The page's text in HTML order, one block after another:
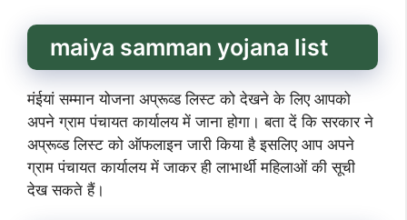
maiya samman yojana list
मंईयां सम्मान योजना अप्रूव्ड लिस्ट को देखने के लिए आपको
अपने ग्राम पंचायत कार्यालय में जाना होगा। बता दें कि सरकार ने
अप्रूव्ड लिस्ट को ऑफलाइन जारी किया है इसलिए आप अपने
ग्राम पंचायत कार्यालय में जाकर ही लाभार्थी महिलाओं की सूची
देख सकते हैं।